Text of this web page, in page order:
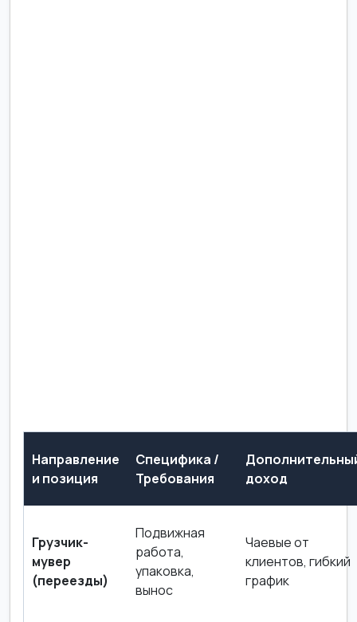
Направление
и позиция
Специфика /
Требования
доход
Грузчик-
мувер
(переезды)
Подвижная
работа,
упаковка,
вынос
Чаевые от
клиентов, гибкий
график